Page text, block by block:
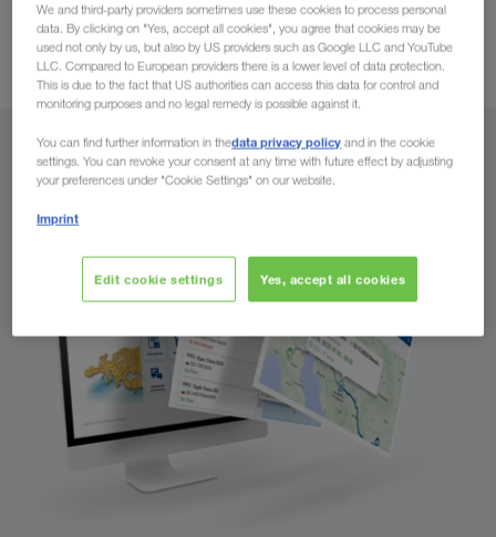
bez obzira da li su u pitanju mala i srednja poduzeća ili
korporacije.
Digitalno a osobno: od rezervacije
pa sve do izvještaja
We and third-party providers sometimes use these cookies to process personal
data. By clicking on "Yes, accept all cookies", you agree that cookies may be
used not only by us, but also by US providers such as Google LLC and YouTube
LLC. Compared to European providers there is a lower level of data protection.
This is due to the fact that US authorities can access this data for control and
monitoring purposes and no legal remedy is possible against it.
You can find further information in thedata privacy policy and in the cookie
settings. You can revoke your consent at any time with future effect by adjusting
your preferences under "Cookie Settings" on our website.
Imprint
Edit cookie settings Yes, accept all cookies